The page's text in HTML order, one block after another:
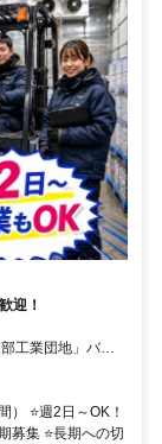
迎！
工業団地」バス
⭐週2日～OK！
募集 ⭐長期への切